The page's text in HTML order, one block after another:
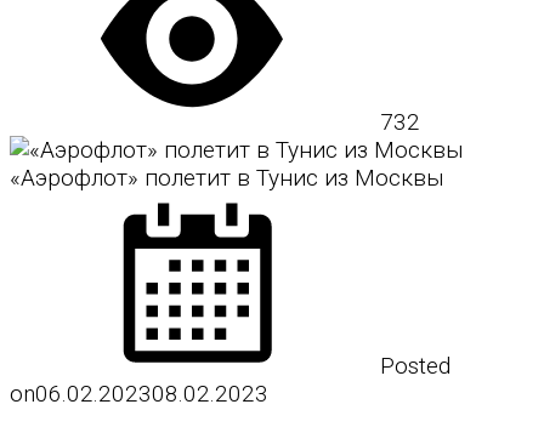
732
«Аэрофлот» полетит в Тунис из Москвы
Posted
on06.02.202308.02.2023